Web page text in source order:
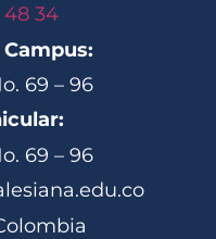
48 34
69 – 96
69 – 96